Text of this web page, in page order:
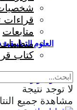
العلوم
والمؤثرات
قراءات
متابعات
كتاب
لا توجد نتيجة
مشاهدة جميع